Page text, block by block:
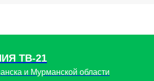
ТВ-21
и Мурманской области